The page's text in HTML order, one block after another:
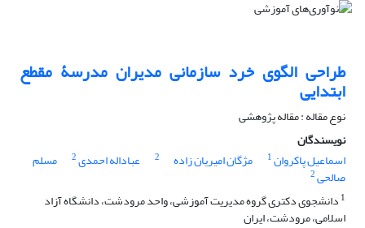
طراحی الگوی خرد سازمانی مدیران مدرسۀ مقطع
ابتدایی
نوع مقاله : مقاله پژوهشی
نویسندگان
اسماعیل پاکروان1 مژگان امیریان زاده 2 عباداله احمدی2 مسلم
صالحی2
1 دانشجوی دکتری گروه مدیریت آموزشی، واحد مرودشت، دانشگاه آزاد
اسلامی، مرودشت، ایران